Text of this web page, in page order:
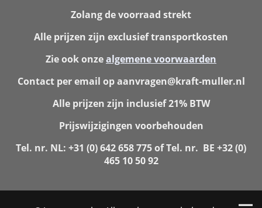
Zolang de voorraad strekt
Alle prijzen zijn exclusief transportkosten
Zie ook onzealgemene voorwaarden
Contact per email op aanvragen@kraft-muller.nl
Alle prijzen zijn inclusief 21% BTW
Prijswijzigingen voorbehouden
Tel. nr. NL: +31 (0) 642 658 775 of Tel. nr. BE +32 (0)
465 10 50 92